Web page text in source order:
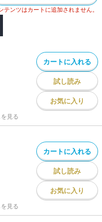
ンツはカートに追加されません。
カートに入れる
試し読み
お気に入り
見る
カートに入れる
試し読み
お気に入り
見る